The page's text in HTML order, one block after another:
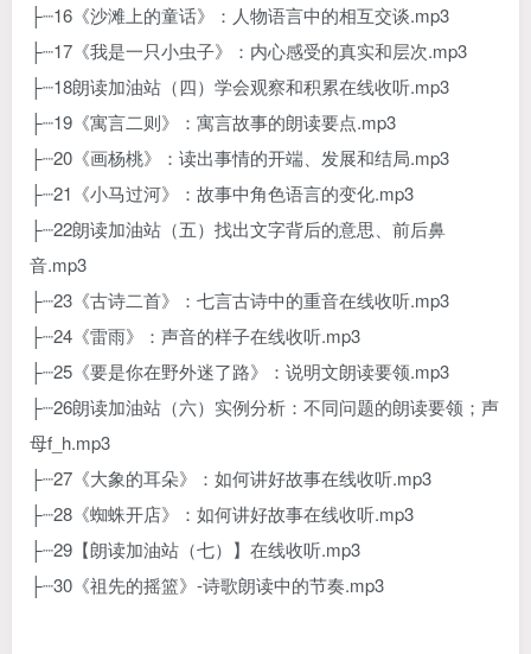
├┈16《沙滩上的童话》：人物语言中的相互交谈.mp3
├┈17《我是一只小虫子》：内心感受的真实和层次.mp3
├┈18朗读加油站（四）学会观察和积累在线收听.mp3
├┈19《寓言二则》：寓言故事的朗读要点.mp3
├┈20《画杨桃》：读出事情的开端、发展和结局.mp3
├┈21《小马过河》：故事中角色语言的变化.mp3
├┈22朗读加油站（五）找出文字背后的意思、前后鼻
音.mp3
├┈23《古诗二首》：七言古诗中的重音在线收听.mp3
├┈24《雷雨》：声音的样子在线收听.mp3
├┈25《要是你在野外迷了路》：说明文朗读要领.mp3
├┈26朗读加油站（六）实例分析：不同问题的朗读要领；声
母f_h.mp3
├┈27《大象的耳朵》：如何讲好故事在线收听.mp3
├┈28《蜘蛛开店》：如何讲好故事在线收听.mp3
├┈29【朗读加油站（七）】在线收听.mp3
├┈30《祖先的摇篮》-诗歌朗读中的节奏.mp3